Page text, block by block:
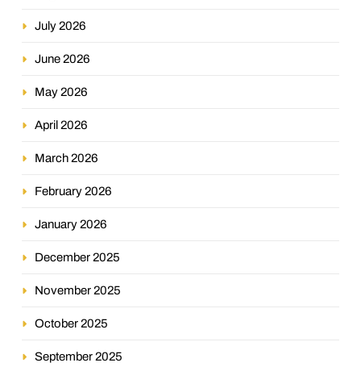
July 2026
June 2026
May 2026
April 2026
March 2026
February 2026
January 2026
December 2025
November 2025
October 2025
September 2025